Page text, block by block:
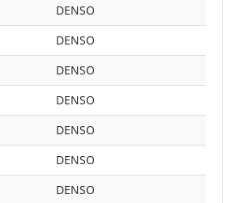
DENSO
DENSO
DENSO
DENSO
DENSO
DENSO
DENSO